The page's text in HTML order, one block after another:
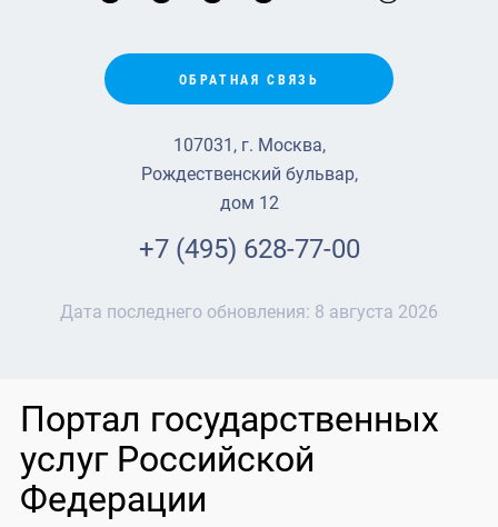
ОБРАТНАЯ СВЯЗЬ
107031, г. Москва,
Рождественский бульвар,
дом 12
+7 (495) 628-77-00
Дата последнего обновления: 8 августа 2026
Портал государственных
услуг Российской
Федерации